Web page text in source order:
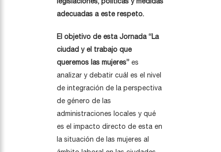
adecuadas a este respeto.
El objetivo de esta Jornada “La
ciudad y el trabajo que
queremos las mujeres” es
analizar y debatir cuál es el nivel
de integración de la perspectiva
de género de las
administraciones locales y qué
es el impacto directo de esta en
la situación de las mujeres al